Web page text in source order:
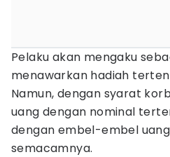
Pelaku akan mengaku
menawarkan hadiah
Namun, dengan syarat
uang dengan nominal
dengan embel-embel
semacamnya.